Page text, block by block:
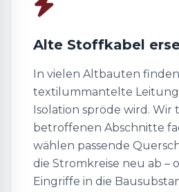
Alte Stoffkabel
In vielen Altbauten finden
textilummantelte
Isolation spröde wird. Wir
betroffenen Abschnitte
wählen passende
die Stromkreise neu ab –
Eingriffe in die